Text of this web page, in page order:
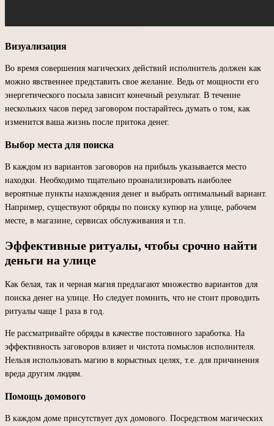
Визуализация
Во время совершения магических действий исполнитель должен как
можно явственнее представить свое желание. Ведь от мощности его
энергетического посыла зависит конечный результат. В течение
нескольких часов перед заговором постарайтесь думать о том, как
изменится ваша жизнь после притока денег.
Выбор места для поиска
В каждом из вариантов заговоров на прибыль указывается место
находки. Необходимо тщательно проанализировать наиболее
вероятные пункты нахождения денег и выбрать оптимальный вариант.
Например, существуют обряды по поиску купюр на улице, рабочем
месте, в магазине, сервисах обслуживания и т.п.
Эффективные ритуалы, чтобы срочно найти
деньги на улице
Как белая, так и черная магия предлагают множество вариантов для
поиска денег на улице. Но следует помнить, что не стоит проводить
ритуалы чаще 1 раза в год.
Не рассматривайте обряды в качестве постоянного заработка. На
эффективность заговоров влияет и чистота помыслов исполнителя.
Нельзя использовать магию в корыстных целях, т.е. для причинения
вреда другим людям.
Помощь домового
В каждом доме присутствует дух домового. Посредством магических